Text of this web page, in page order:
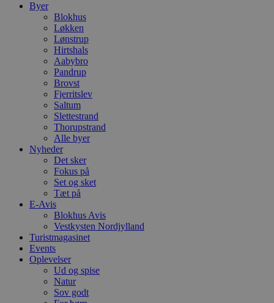
Byer
Blokhus
Løkken
Lønstrup
Hirtshals
Aabybro
Pandrup
Brovst
Fjerritslev
Saltum
Slettestrand
Thorupstrand
Alle byer
Nyheder
Det sker
Fokus på
Set og sket
Tæt på
E-Avis
Blokhus Avis
Vestkysten Nordjylland
Turistmagasinet
Events
Oplevelser
Ud og spise
Natur
Sov godt